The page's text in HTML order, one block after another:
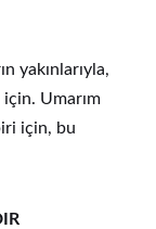
yakınlarıyla,
Umarım
için, bu